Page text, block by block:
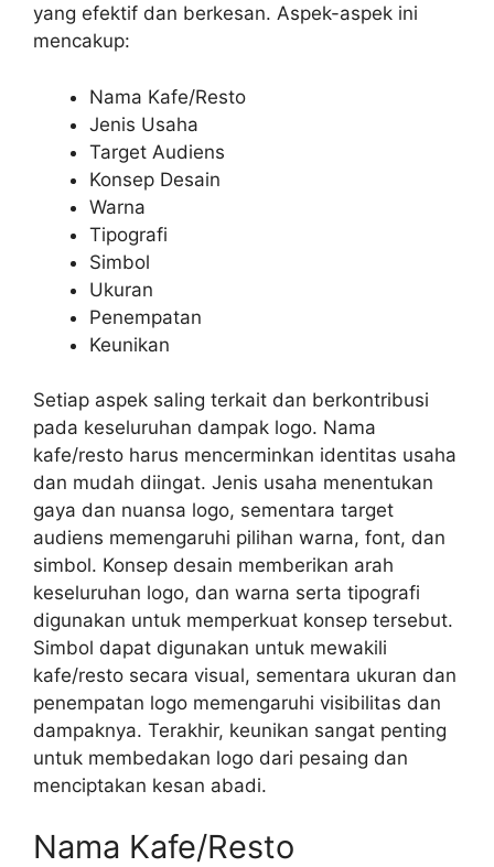
yang efektif dan berkesan. Aspek-aspek ini
mencakup:
Nama Kafe/Resto
Jenis Usaha
Target Audiens
Konsep Desain
Warna
Tipografi
Simbol
Ukuran
Penempatan
Keunikan
Setiap aspek saling terkait dan berkontribusi
pada keseluruhan dampak logo. Nama
kafe/resto harus mencerminkan identitas usaha
dan mudah diingat. Jenis usaha menentukan
gaya dan nuansa logo, sementara target
audiens memengaruhi pilihan warna, font, dan
simbol. Konsep desain memberikan arah
keseluruhan logo, dan warna serta tipografi
digunakan untuk memperkuat konsep tersebut.
Simbol dapat digunakan untuk mewakili
kafe/resto secara visual, sementara ukuran dan
penempatan logo memengaruhi visibilitas dan
dampaknya. Terakhir, keunikan sangat penting
untuk membedakan logo dari pesaing dan
menciptakan kesan abadi.
Nama Kafe/Resto